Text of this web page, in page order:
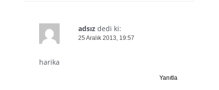
adsız dedi ki:
25 Aralık 2013, 19:57
harika
Yanıtla